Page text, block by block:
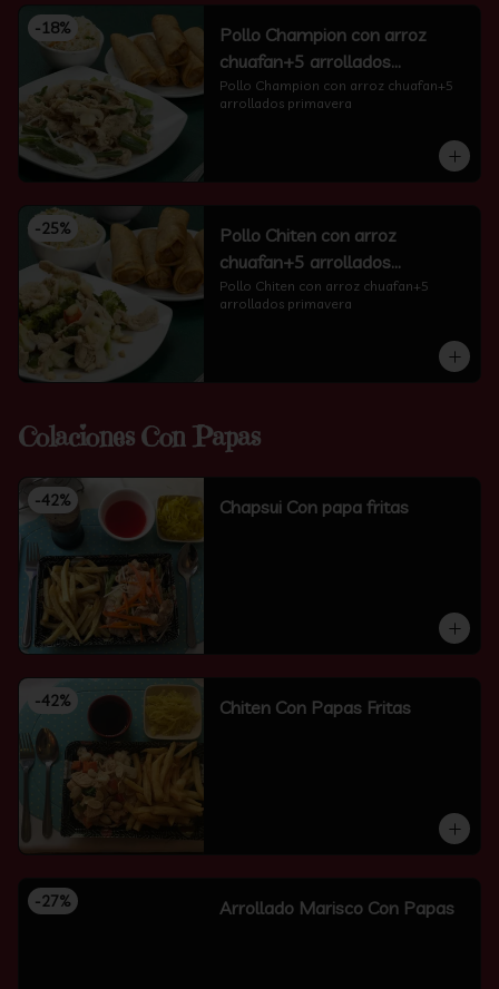
-18%
Pollo Champion con arroz
chuafan+5 arrollados
primavera
Pollo Champion con arroz chuafan+5
arrollados primavera
-25%
Pollo Chiten con arroz
chuafan+5 arrollados
primavera
Pollo Chiten con arroz chuafan+5
arrollados primavera
Colaciones Con Papas
-42% Chapsui Con papa fritas
-42% Chiten Con Papas Fritas
-27% Arrollado Marisco Con Papas